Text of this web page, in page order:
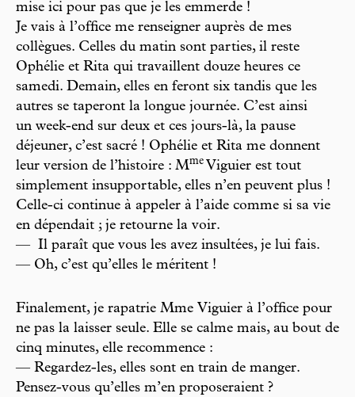
mise ici pour pas que je les emmerde !
Je vais à l’office me renseigner auprès de mes
collègues. Celles du matin sont parties, il reste
Ophélie et Rita qui travaillent douze heures ce
samedi. Demain, elles en feront six tandis que les
autres se taperont la longue journée. C’est ainsi
un week-end sur deux et ces jours-là, la pause
déjeuner, c’est sacré ! Ophélie et Rita me donnent
leur version de l’histoire : Mme Viguier est tout
simplement insupportable, elles n’en peuvent plus !
Celle-ci continue à appeler à l’aide comme si sa vie
en dépendait ; je retourne la voir.
— Il paraît que vous les avez insultées, je lui fais.
— Oh, c’est qu’elles le méritent !
Finalement, je rapatrie Mme Viguier à l’office pour
ne pas la laisser seule. Elle se calme mais, au bout de
cinq minutes, elle recommence :
— Regardez-les, elles sont en train de manger.
Pensez-vous qu’elles m’en proposeraient ?